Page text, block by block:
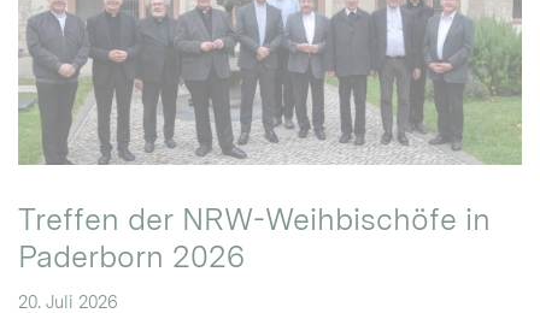
Treffen der NRW-Weihbischöfe in
Paderborn 2026
20. Juli 2026